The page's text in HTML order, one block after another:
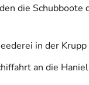
die
in der
an die